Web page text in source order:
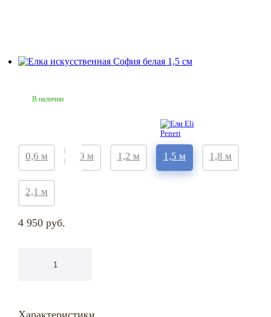
В наличии
0,6 м 0,9 м 1,2 м 1,5 м 1,8 м
2,1 м
4 950 руб.